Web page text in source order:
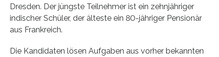
Dresden. Der jüngste Teilnehmer ist ein zehnjähriger
indischer Schüler, der älteste ein 80-jähriger Pensionär
aus Frankreich.
Die Kandidaten lösen Aufgaben aus vorher bekannten